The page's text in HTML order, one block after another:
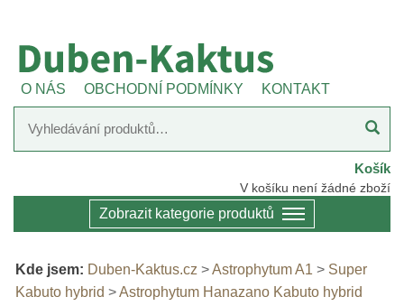
O NÁS OBCHODNÍ PODMÍNKY KONTAKT
Košík
V košíku není žádné zboží
Zobrazit kategorie produktů
Kde jsem: Duben-Kaktus.cz >Astrophytum A1 > Super
Kabuto hybrid >Astrophytum Hanazano Kabuto hybrid